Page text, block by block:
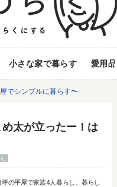
小さな家で暮らす 愛用品
でシンプルに暮らす〜
め太が立ったー！は
坪の平屋で家族4人暮らし。暮らし